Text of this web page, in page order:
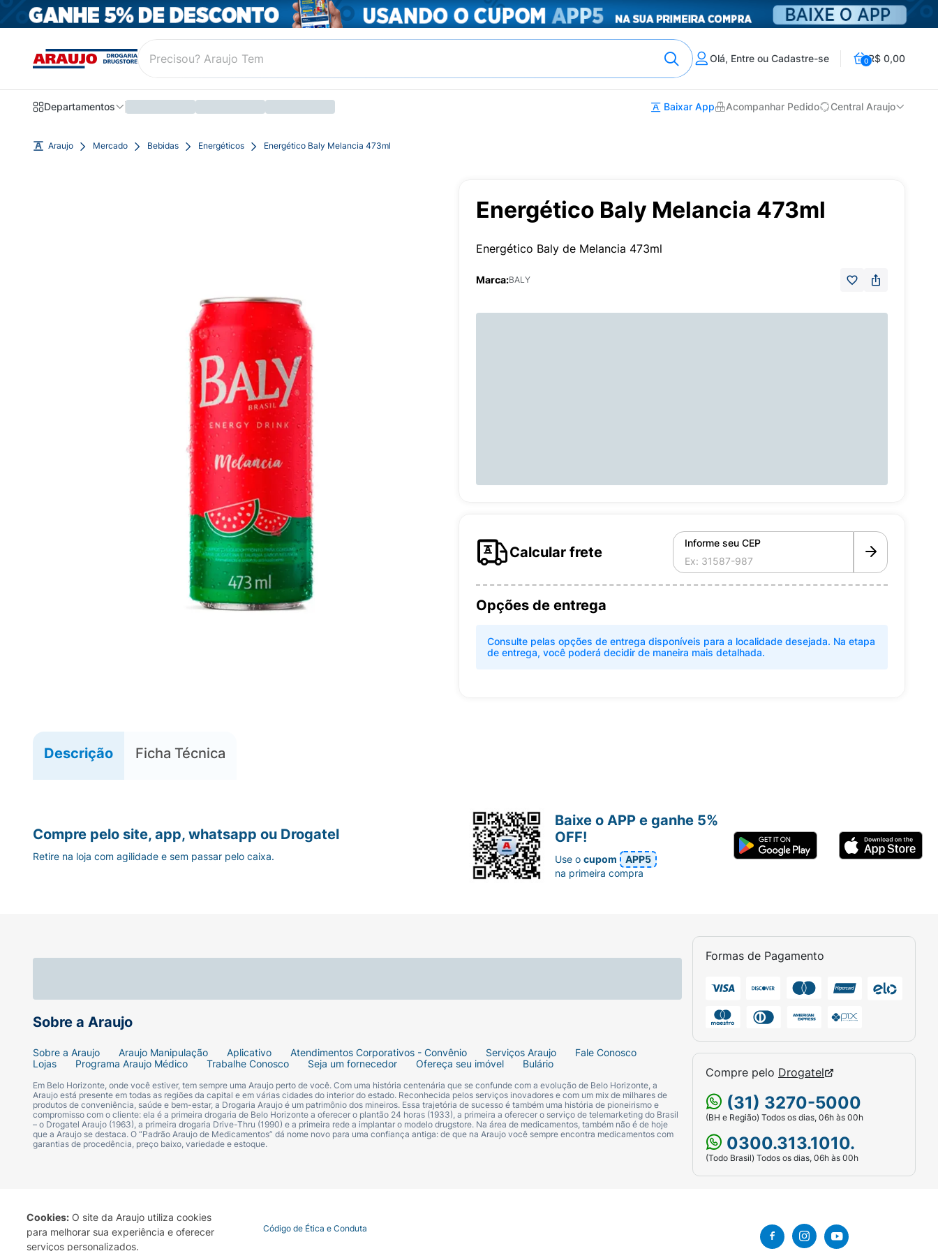
Cookies: O site da Araujo utiliza cookies
para melhorar sua experiência e oferecer
serviços personalizados.
Olá, Entre ou Cadastre-se 0R$ 0,00
Departamentos Baixar App Acompanhar Pedido Central Araujo
Araujo Mercado Bebidas Energéticos Energético Baly Melancia 473ml
Energético Baly Melancia 473ml
Energético Baly de Melancia 473ml
Marca:BALY
Calcular frete
Informe seu CEP
Opções de entrega
Consulte pelas opções de entrega disponíveis para a localidade desejada. Na etapa
de entrega, você poderá decidir de maneira mais detalhada.
Descrição Ficha Técnica
Sobre a Araujo
Sobre a Araujo Araujo Manipulação Aplicativo Atendimentos Corporativos - Convênio Serviços Araujo
Fale Conosco
Lojas
Programa Araujo Médico Trabalhe Conosco Seja um fornecedor Ofereça seu imóvel Bulário
Em Belo Horizonte, onde você estiver, tem sempre uma Araujo perto de você. Com uma história centenária que se confunde com a evolução de Belo Horizonte, a
Araujo está presente em todas as regiões da capital e em várias cidades do interior do estado. Reconhecida pelos serviços inovadores e com um mix de milhares de
produtos de conveniência, saúde e bem-estar, a Drogaria Araujo é um patrimônio dos mineiros. Essa trajetória de sucesso é também uma história de pioneirismo e
compromisso com o cliente: ela é a primeira drogaria de Belo Horizonte a oferecer o plantão 24 horas (1933), a primeira a oferecer o serviço de telemarketing do Brasil
– o Drogatel Araujo (1963), a primeira drogaria Drive-Thru (1990) e a primeira rede a implantar o modelo drugstore. Na área de medicamentos, também não é de hoje
que a Araujo se destaca. O “Padrão Araujo de Medicamentos” dá nome novo para uma confiança antiga: de que na Araujo você sempre encontra medicamentos com
garantias de procedência, preço baixo, variedade e estoque.
Formas de Pagamento
Compre pelo Drogatel
(31) 3270-5000
(BH e Região) Todos os dias, 06h às 00h
0300.313.1010.
(Todo Brasil) Todos os dias, 06h às 00h
Compre pelo site, app, whatsapp ou Drogatel
Retire na loja com agilidade e sem passar pelo caixa.
Baixe o APP e ganhe 5%
OFF!
Use ocupom
APP5
na primeira compra
Termo de Uso Portal da Privacidade Covid-19 Código de Ética e Conduta